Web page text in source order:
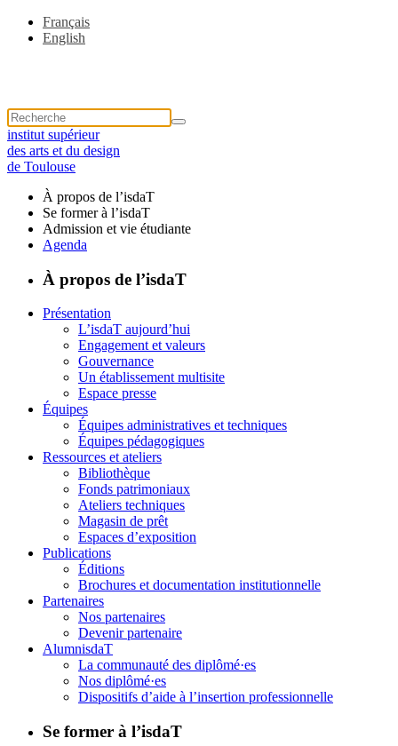
Français
English
institut supérieur
des arts et du design
de Toulouse
À propos de l’isdaT
Se former à l’isdaT
Admission et vie étudiante
Agenda
À propos de l’isdaT
Présentation
L’isdaT aujourd’hui
Engagement et valeurs
Gouvernance
Un établissement multisite
Espace presse
Équipes
Équipes administratives et techniques
Équipes pédagogiques
Ressources et ateliers
Bibliothèque
Fonds patrimoniaux
Ateliers techniques
Magasin de prêt
Espaces d’exposition
Publications
Éditions
Brochures et documentation institutionnelle
Partenaires
Nos partenaires
Devenir partenaire
AlumnisdaT
La communauté des diplômé·es
Nos diplômé·es
Dispositifs d’aide à l’insertion professionnelle
Se former à l’isdaT